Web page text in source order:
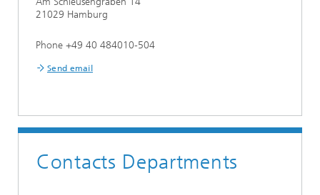
21029 Hamburg
Phone +49 40 484010-504
Send email
Contacts Departments